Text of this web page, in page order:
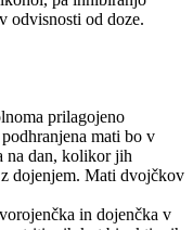
odvisnosti od doze.
prilagojeno
mati bo v
na dan, kolikor jih
dojenjem. Mati dvojčkov
in dojenčka v